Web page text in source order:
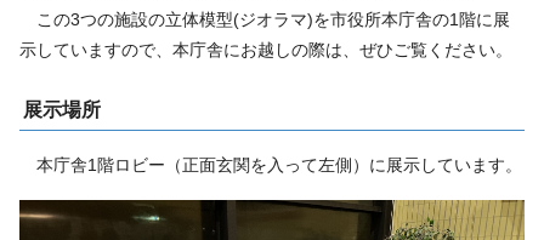
この3つの施設の立体模型(ジオラマ)を市役所本庁舎の1階に展
示していますので、本庁舎にお越しの際は、ぜひご覧ください。
展示場所
本庁舎1階ロビー（正面玄関を入って左側）に展示しています。